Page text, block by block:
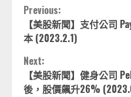
Continue
Reading
Previous:
【美股新聞】支付公司
本 (2023.2.1)
Next:
【美股新聞】健身公司
後，股價飆升26%